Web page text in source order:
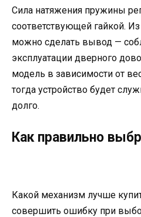
Сила натяжения пружины
соответствующей гайкой.
можно сделать вывод —
эксплуатации дверного
модель в зависимости от
тогда устройство будет
долго.
Как правильно
Какой механизм лучше
совершить ошибку при